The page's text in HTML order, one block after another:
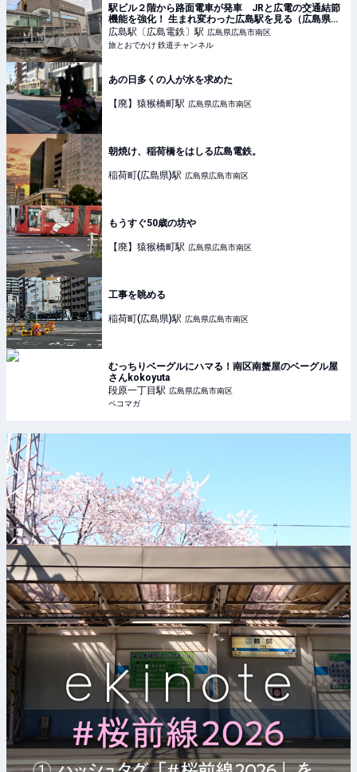
駅ビル２階から路面電車が発車 JRと広電の交通結節
機能を強化！ 生まれ変わった広島駅を見る（広島県広
島市）【コラム】 | 旅とおでかけ 鉄道チャンネル
広島駅〔広島電鉄〕駅 広島県広島市南区
旅とおでかけ 鉄道チャンネル
あの日多くの人が水を求めた
【廃】猿猴橋町駅 広島県広島市南区
朝焼け、稲荷橋をはしる広島電鉄。
稲荷町(広島県)駅 広島県広島市南区
もうすぐ50歳の坊や
【廃】猿猴橋町駅 広島県広島市南区
工事を眺める
稲荷町(広島県)駅 広島県広島市南区
むっちりベーグルにハマる！南区南蟹屋のベーグル屋
さんkokoyuta
段原一丁目駅 広島県広島市南区
ペコマガ